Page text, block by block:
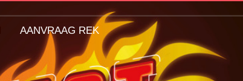
AANVRAAG REK